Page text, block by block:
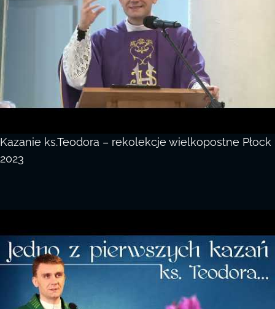
Kazanie ks.Teodora – rekolekcje wielkopostne Płock
2023